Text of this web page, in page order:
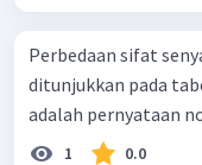
Perbedaan sifat
ditunjukkan pada tabel berikut.
adalah pernyataan
1 0.0